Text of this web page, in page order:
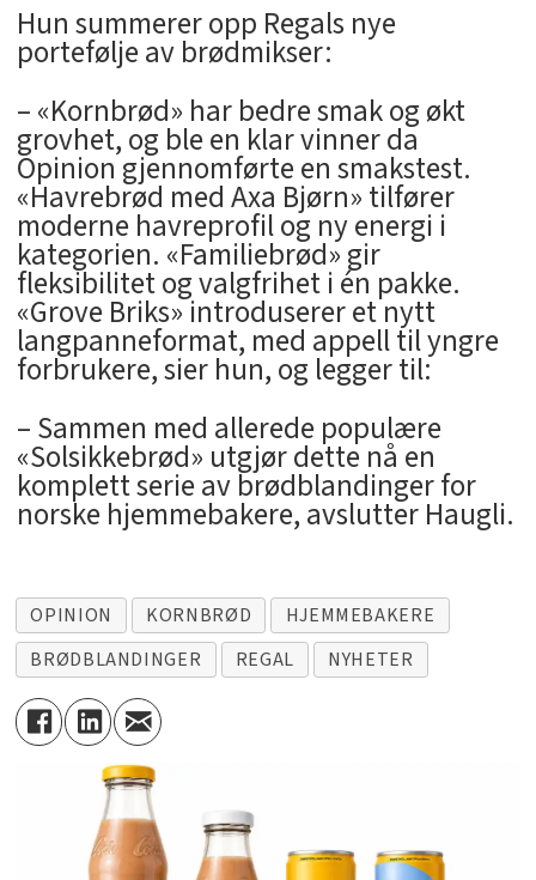
Hun summerer opp Regals nye
portefølje av brødmikser:
– «Kornbrød» har bedre smak og økt
grovhet, og ble en klar vinner da
Opinion gjennomførte en smakstest.
«Havrebrød med Axa Bjørn» tilfører
moderne havreprofil og ny energi i
kategorien. «Familiebrød» gir
fleksibilitet og valgfrihet i én pakke.
«Grove Briks» introduserer et nytt
langpanneformat, med appell til yngre
forbrukere, sier hun, og legger til:
– Sammen med allerede populære
«Solsikkebrød» utgjør dette nå en
komplett serie av brødblandinger for
norske hjemmebakere, avslutter Haugli.
OPINION KORNBRØD
HJEMMEBAKERE
BRØDBLANDINGER
REGAL NYHETER